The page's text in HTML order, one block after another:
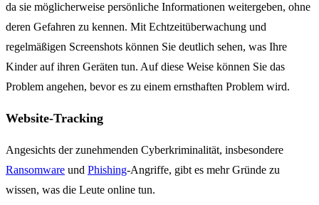
da sie möglicherweise persönliche Informationen weitergeben, ohne
deren Gefahren zu kennen. Mit Echtzeitüberwachung und
regelmäßigen Screenshots können Sie deutlich sehen, was Ihre
Kinder auf ihren Geräten tun. Auf diese Weise können Sie das
Problem angehen, bevor es zu einem ernsthaften Problem wird.
Website-Tracking
Angesichts der zunehmenden Cyberkriminalität, insbesondere
Ransomware und Phishing-Angriffe, gibt es mehr Gründe zu
wissen, was die Leute online tun.